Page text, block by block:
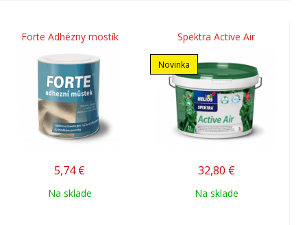
Forte Adhézny mostík
5,74 €
Na sklade
Spektra Active Air
Novinka
32,80 €
Na sklade